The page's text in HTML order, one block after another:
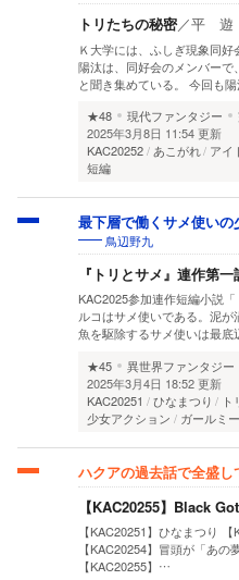
トリたちの秘密／平 遊
Ｋ大学には、ふしぎ現象同
陽汰は、同好会のメンバーで
と聞き集めている。 今回も
★48
現代ファンタジー
2025年3月8日 11:54 更新
KAC20252
あこがれ アイ
短編
最下層で働くサメ使い
鳥辺野九
『トリとサメ』連作第
KAC2025参加連作短編小説
ルコはサメ使いである。泥
魚を駆除するサメ使いは最
★45
異世界ファンタジー
2025年3月4日 18:52 更新
KAC20251
ひなまつり
少女アクション
ガールミ
ハクアの過去話で全盛し
【KAC20255】Black
【KAC20251】ひなまつり
【KAC20254】冒頭が「あの
【KAC20255】…